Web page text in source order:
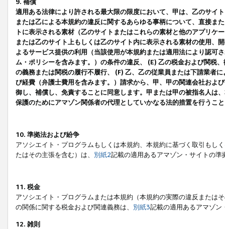
9. 補償
適用ある法律により許される最大限の限度において、甲は、乙のサイ
または乙による本規約の違反に関するあらゆる事柄について、直接ま
トに表示される素材（乙のサイトまたはこれらの素材と他のアプリ
または乙のサイト上もしくは乙のサイト内に表示される素材の使用、
よるサービス提供の利用（当該使用が本規約または適用法により認可
ム・ポリシーを含みます。）の条件の違反、 (E) 乙の税金および関税
の義務または関税の履行不履行、 (F) 乙、乙の従業員または下請業者
び経費（弁護士費用を含みます。）請求から、甲、甲の関連会社およ
御し、補償し、免責することに同意します。甲または甲の被指名人は
保護のためにアマゾン関係者の代理としていかなる法的措置を行うこ
10. 準拠法および紛争
アソシエイト・プログラムもしくは本規約、本規約に基づく取引もし
たはその主張を含む）は、 別紙2記載の適用あるアマゾン・サイトの
11. 税金
アソシエイト・プログラムまたは本規約（本規約の実際の違反または
の関係に関する税金および関連義務は、 別紙3記載の適用あるアマゾン
12. 雑則